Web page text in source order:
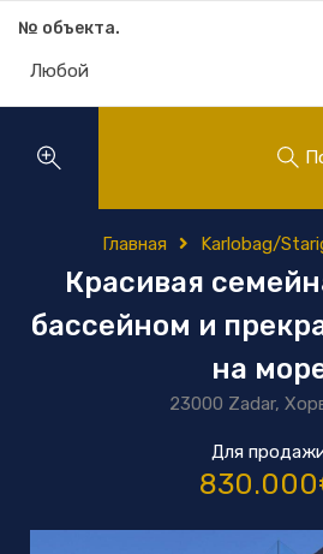
№ объекта.
Главная Karlobag/
Красивая
бассейном и
на
23000 Zadar,
Для